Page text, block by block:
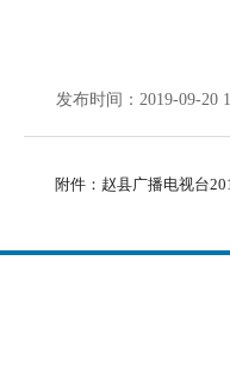
发布时间：2019-09-20
附件： 赵县广播电视台